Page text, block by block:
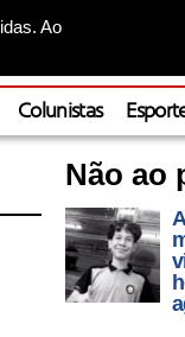
Ao
Colunistas
Não ao